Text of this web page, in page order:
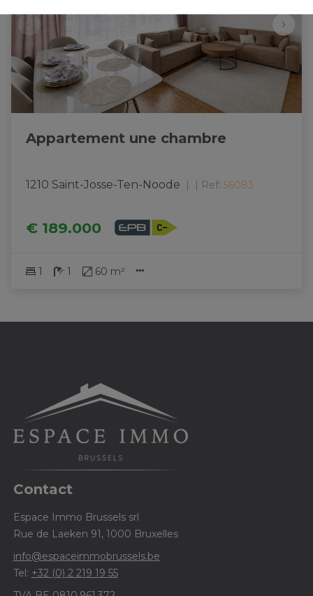
Appartement une chambre
1210 Saint-Josse-Ten-Noode | Ref: 56083
€ 189.000
1 1 60 m²
Contact
Espace Immo Brussels srl
Rue de Laeken 91, 1000 Bruxelles
info@espaceimmobrussels.be
Tel: +32 (0) 2 219 19 55